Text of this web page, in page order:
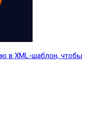
в XML-шаблон, чтобы